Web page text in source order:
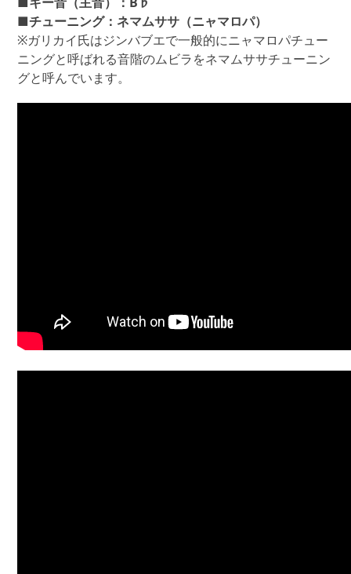
■チューニング：ネマムササ（ニャマロパ）
※ガリカイ氏はジンバブエで一般的にニャマロパチュー
ニングと呼ばれる音階のムビラをネマムササチューニン
グと呼んでいます。